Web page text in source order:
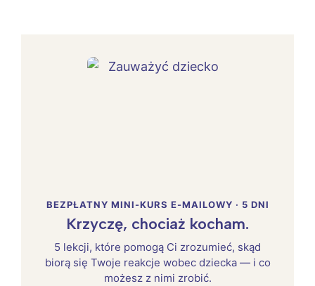
BEZPŁATNY MINI-KURS E-MAILOWY · 5 DNI
Krzyczę, chociaż kocham.
5 lekcji, które pomogą Ci zrozumieć, skąd
biorą się Twoje reakcje wobec dziecka — i co
możesz z nimi zrobić.